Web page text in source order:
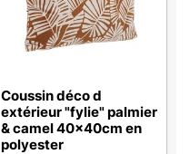
Coussin déco d
extérieur "fylie" palmier
& camel 40x40cm en
polyester